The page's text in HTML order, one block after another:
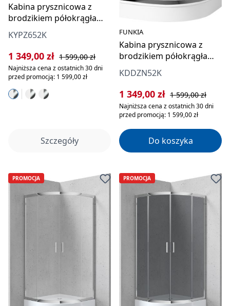
Kabina prysznicowa z
brodzikiem półokrągła
80x80 cm
KYPZ652K
Cena sprzedaży:
1 349,00 zł Cena regularna:
1 599,00 zł
Najniższa cena z ostatnich 30 dni
przed promocją: 1 599,00 zł
Szczegóły
FUNKIA
Kabina prysznicowa z
brodzikiem półokrągła
80x80 cm
KDDZN52K
Cena sprzedaży:
1 349,00 zł Cena regularna:
1 599,00 zł
Najniższa cena z ostatnich 30 dni
przed promocją: 1 599,00 zł
Do koszyka
PROMOCJA PROMOCJA